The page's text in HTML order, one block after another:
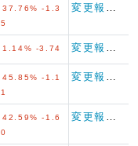
37.76% -1.3
5
1.14% -3.74
45.85% -1.1
1
42.59% -1.6
0